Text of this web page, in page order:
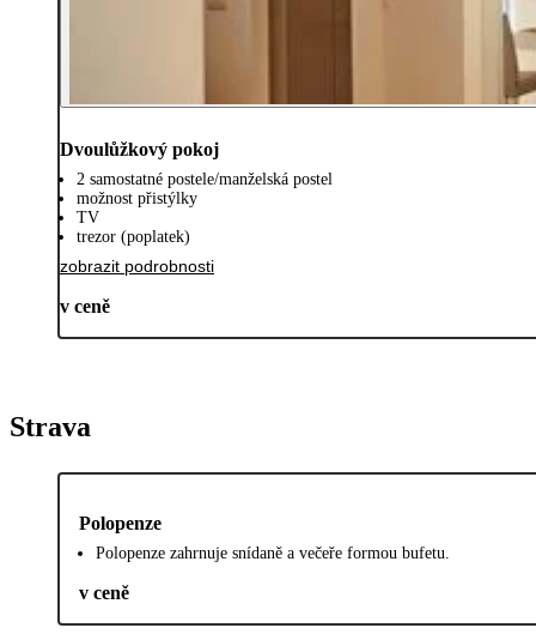
Dvoulůžkový pokoj
2 samostatné postele/manželská postel
možnost přistýlky
TV
trezor (poplatek)
zobrazit podrobnosti
v ceně
Strava
Polopenze
Polopenze zahrnuje snídaně a večeře formou bufetu.
v ceně